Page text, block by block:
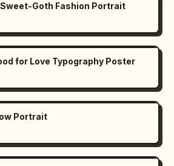
Goth Fashion Portrait
for Love Typography Poster
Portrait